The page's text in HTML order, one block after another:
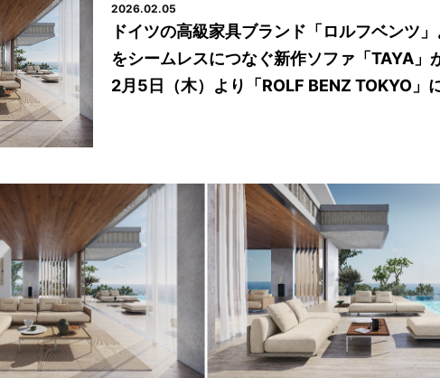
2026.02.05
ドイツの高級家具ブランド「ロルフベンツ
をシームレスにつなぐ新作ソファ「TAYA」
2月5日（木）より「ROLF BENZ TOKYO」